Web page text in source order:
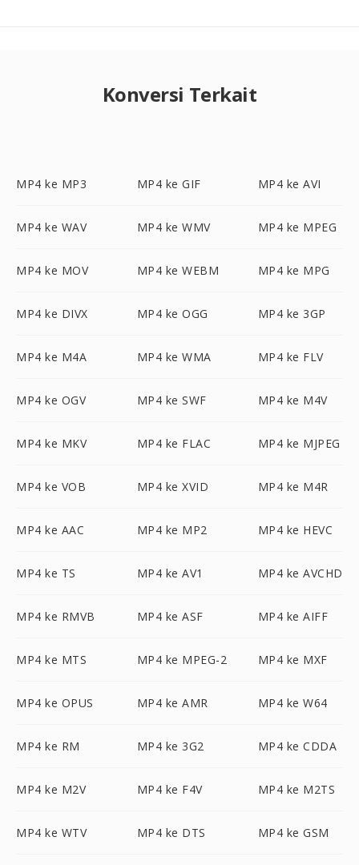
Konversi Terkait
MP4 ke MP3 MP4 ke GIF MP4 ke AVI
MP4 ke WAV MP4 ke WMV MP4 ke MPEG
MP4 ke MOV MP4 ke WEBM MP4 ke MPG
MP4 ke DIVX MP4 ke OGG MP4 ke 3GP
MP4 ke M4A MP4 ke WMA MP4 ke FLV
MP4 ke OGV MP4 ke SWF MP4 ke M4V
MP4 ke MKV MP4 ke FLAC MP4 ke MJPEG
MP4 ke VOB MP4 ke XVID MP4 ke M4R
MP4 ke AAC MP4 ke MP2 MP4 ke HEVC
MP4 ke TS MP4 ke AV1 MP4 ke AVCHD
MP4 ke RMVB MP4 ke ASF MP4 ke AIFF
MP4 ke MTS MP4 ke MPEG-2 MP4 ke MXF
MP4 ke OPUS MP4 ke AMR MP4 ke W64
MP4 ke RM MP4 ke 3G2 MP4 ke CDDA
MP4 ke M2V MP4 ke F4V MP4 ke M2TS
MP4 ke WTV MP4 ke DTS MP4 ke GSM